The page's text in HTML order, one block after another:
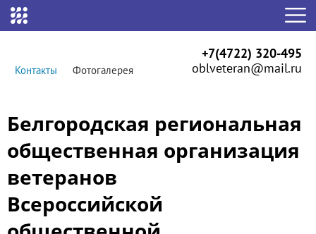
Контакты Фотогалерея
+7(4722) 320-495
oblveteran@mail.ru
Белгородская региональная
общественная организация
ветеранов
Всероссийской